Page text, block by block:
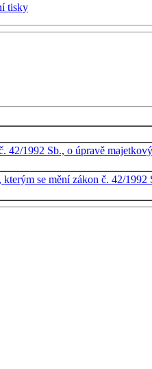
tisky
42/1992 Sb., o úpravě
se mění zákon č. 42/